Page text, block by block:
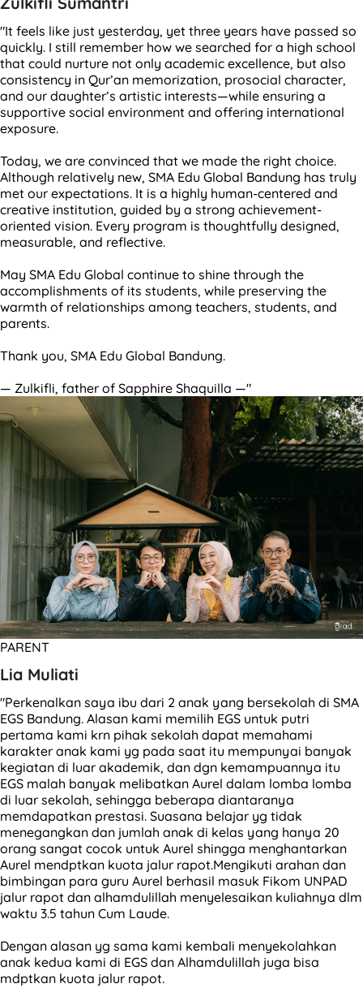
"It feels like just yesterday, yet three years have passed so
quickly. I still remember how we searched for a high school
that could nurture not only academic excellence, but also
consistency in Qur’an memorization, prosocial character,
and our daughter’s artistic interests—while ensuring a
supportive social environment and offering international
exposure.
Today, we are convinced that we made the right choice.
Although relatively new, SMA Edu Global Bandung has truly
met our expectations. It is a highly human-centered and
creative institution, guided by a strong achievement-
oriented vision. Every program is thoughtfully designed,
measurable, and reflective.
May SMA Edu Global continue to shine through the
accomplishments of its students, while preserving the
warmth of relationships among teachers, students, and
parents.
Thank you, SMA Edu Global Bandung.
— Zulkifli, father of Sapphire Shaquilla —"
PARENT
Lia Muliati
"Perkenalkan saya ibu dari 2 anak yang bersekolah di SMA
EGS Bandung. Alasan kami memilih EGS untuk putri
pertama kami krn pihak sekolah dapat memahami
karakter anak kami yg pada saat itu mempunyai banyak
kegiatan di luar akademik, dan dgn kemampuannya itu
EGS malah banyak melibatkan Aurel dalam lomba lomba
di luar sekolah, sehingga beberapa diantaranya
memdapatkan prestasi. Suasana belajar yg tidak
menegangkan dan jumlah anak di kelas yang hanya 20
orang sangat cocok untuk Aurel shingga menghantarkan
Aurel mendptkan kuota jalur rapot.Mengikuti arahan dan
bimbingan para guru Aurel berhasil masuk Fikom UNPAD
jalur rapot dan alhamdulillah menyelesaikan kuliahnya dlm
waktu 3.5 tahun Cum Laude.
Dengan alasan yg sama kami kembali menyekolahkan
anak kedua kami di EGS dan Alhamdulillah juga bisa
mdptkan kuota jalur rapot.